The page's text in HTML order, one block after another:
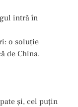
intră în
o soluție
de China,
și, cel puțin